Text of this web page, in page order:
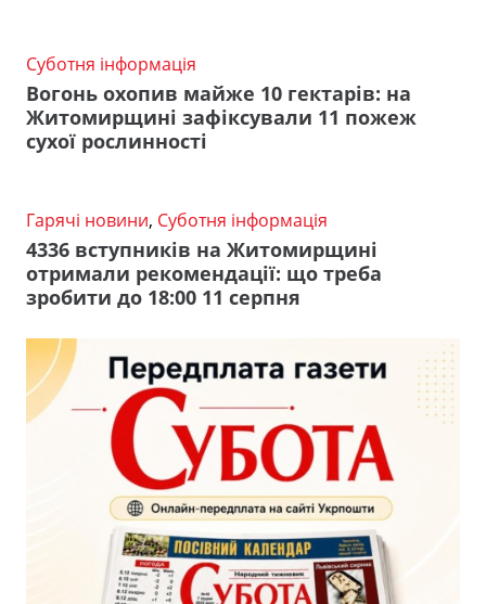
Суботня інформація
Вогонь охопив майже 10 гектарів: на
Житомирщині зафіксували 11 пожеж
сухої рослинності
Гарячі новини, Суботня інформація
4336 вступників на Житомирщині
отримали рекомендації: що треба
зробити до 18:00 11 серпня